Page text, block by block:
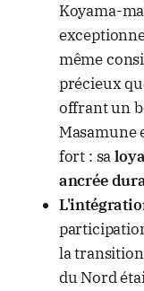
Koyama-
même
précieux
offrant un
Masamune
fort : sa
ancrée
la
du Nord